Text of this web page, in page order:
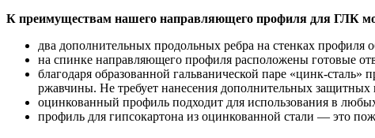
К преимуществам нашего направляющего профиля для ГЛК
два дополнительных продольных ребра на стенках профиля
на спинке направляющего профиля расположены готовые
благодаря образованной гальванической паре «цинк-
ржавчины. Не требует нанесения дополнительных защитных
оцинкованный профиль подходит для использования в
профиль для гипсокартона из оцинкованной стали — это